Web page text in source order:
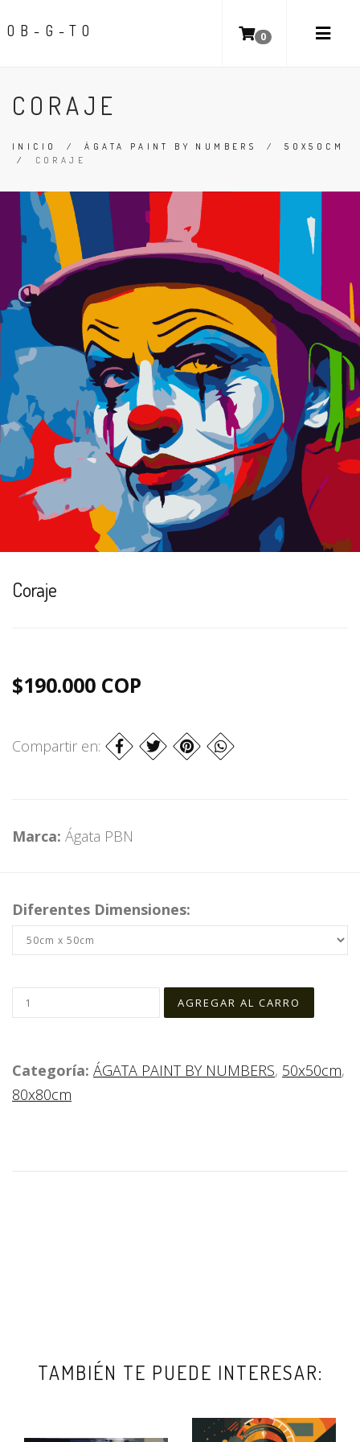
OB-G-TO 0
CORAJE
INICIO /ÁGATA PAINT BY NUMBERS /50X50CM
/ CORAJE
Coraje
$190.000 COP
Compartir en:
Marca: Ágata PBN
Diferentes Dimensiones:
Categoría: ÁGATA PAINT BY NUMBERS, 50x50cm,
80x80cm
TAMBIÉN TE PUEDE INTERESAR: